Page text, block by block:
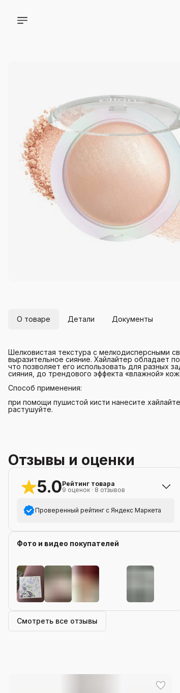
О товаре Детали Документы
Шелковистая текстура с мелкодисперсными
выразительное сияние. Хайлайтер обладает
что позволяет его использовать для разных
сияния, до трендового эффекта «влажной»
Способ применения:
при помощи пушистой кисти нанесите
растушуйте.
Отзывы и оценки
5.0Рейтинг товара
9 оценок · 8 отзывов
Проверенный рейтинг с Яндекс Маркета
5 звёзд
9
4 звезды
2 звезды
1 звезда
Фото и видео покупателей
Смотреть все отзывы